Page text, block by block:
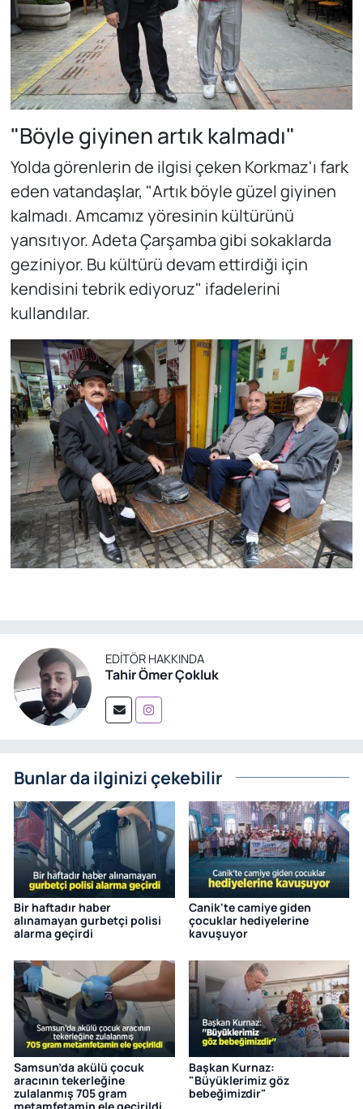
"Böyle giyinen artık kalmadı"
Yolda görenlerin de ilgisi çeken Korkmaz'ı fark
eden vatandaşlar, "Artık böyle güzel giyinen
kalmadı. Amcamız yöresinin kültürünü
yansıtıyor. Adeta Çarşamba gibi sokaklarda
geziniyor. Bu kültürü devam ettirdiği için
kendisini tebrik ediyoruz" ifadelerini
kullandılar.
EDITÖR HAKKINDA
Tahir Ömer Çokluk
Bunlar da ilginizi çekebilir
Bir haftadır haber
alınamayan gurbetçi polisi
alarma geçirdi
Canik'te camiye giden
çocuklar hediyelerine
kavuşuyor
Samsun’da akülü çocuk
aracının tekerleğine
zulalanmış 705 gram
metamfetamin ele geçirildi
Başkan Kurnaz:
"Büyüklerimiz göz
bebeğimizdir"